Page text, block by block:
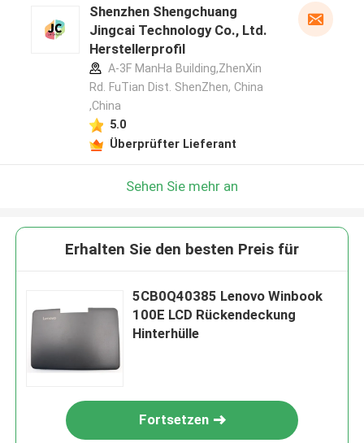
Shenzhen Shengchuang
Jingcai Technology Co., Ltd.
Herstellerprofil
A-3F ManHa Building,ZhenXin
Rd. FuTian Dist. ShenZhen, China
,China
5.0
Überprüfter Lieferant
Sehen Sie mehr an
Erhalten Sie den besten Preis für
5CB0Q40385 Lenovo Winbook
100E LCD Rückendeckung
Hinterhülle
Fortsetzen